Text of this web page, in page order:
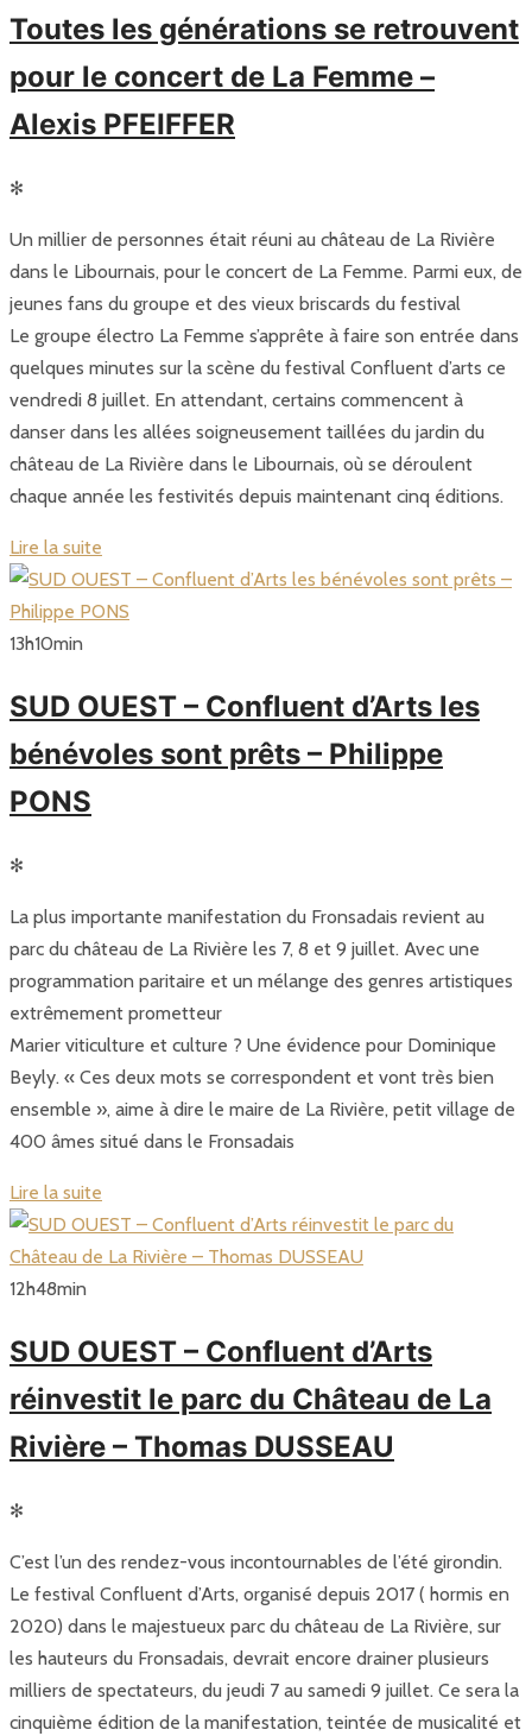
Toutes les générations se retrouvent
pour le concert de La Femme –
Alexis PFEIFFER
✻
Un millier de personnes était réuni au château de La Rivière
dans le Libournais, pour le concert de La Femme. Parmi eux, de
jeunes fans du groupe et des vieux briscards du festival
Le groupe électro La Femme s’apprête à faire son entrée dans
quelques minutes sur la scène du festival Confluent d’arts ce
vendredi 8 juillet. En attendant, certains commencent à
danser dans les allées soigneusement taillées du jardin du
château de La Rivière dans le Libournais, où se déroulent
chaque année les festivités depuis maintenant cinq éditions.
Lire la suite
13h10min
SUD OUEST – Confluent d’Arts les
bénévoles sont prêts – Philippe
PONS
✻
La plus importante manifestation du Fronsadais revient au
parc du château de La Rivière les 7, 8 et 9 juillet. Avec une
programmation paritaire et un mélange des genres artistiques
extrêmement prometteur
Marier viticulture et culture ? Une évidence pour Dominique
Beyly. « Ces deux mots se correspondent et vont très bien
ensemble », aime à dire le maire de La Rivière, petit village de
400 âmes situé dans le Fronsadais
Lire la suite
12h48min
SUD OUEST – Confluent d’Arts
réinvestit le parc du Château de La
Rivière – Thomas DUSSEAU
✻
C’est l’un des rendez-vous incontournables de l’été girondin.
Le festival Confluent d’Arts, organisé depuis 2017 ( hormis en
2020) dans le majestueux parc du château de La Rivière, sur
les hauteurs du Fronsadais, devrait encore drainer plusieurs
milliers de spectateurs, du jeudi 7 au samedi 9 juillet. Ce sera la
cinquième édition de la manifestation, teintée de musicalité et